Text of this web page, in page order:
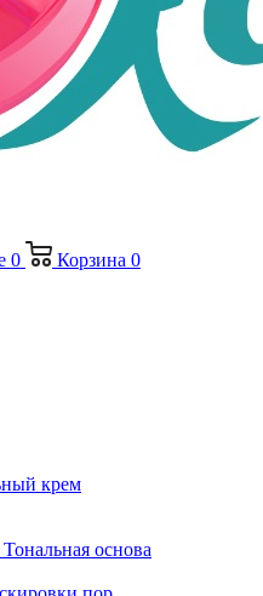
0 Корзина 0
крем
основа